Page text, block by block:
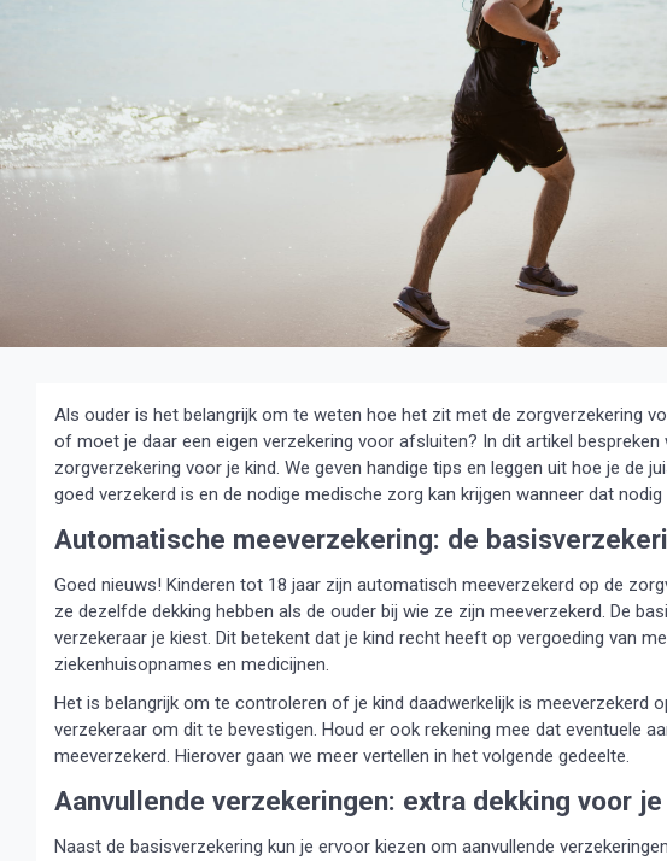
Als ouder is het belangrijk om te weten hoe het zit met de zorgverzekering
of moet je daar een eigen verzekering voor afsluiten? In dit artikel
zorgverzekering voor je kind. We geven handige tips en leggen uit hoe je de
goed verzekerd is en de nodige medische zorg kan krijgen wanneer dat nodig
Automatische meeverzekering: de
Goed nieuws! Kinderen tot 18 jaar zijn automatisch meeverzekerd op de
ze dezelfde dekking hebben als de ouder bij wie ze zijn meeverzekerd. De
verzekeraar je kiest. Dit betekent dat je kind recht heeft op vergoeding van
ziekenhuisopnames en medicijnen.
Het is belangrijk om te controleren of je kind daadwerkelijk is meeverzekerd
verzekeraar om dit te bevestigen. Houd er ook rekening mee dat eventuele
meeverzekerd. Hierover gaan we meer vertellen in het volgende gedeelte.
Aanvullende verzekeringen: extra dekking voor
Naast de basisverzekering kun je ervoor kiezen om aanvullende